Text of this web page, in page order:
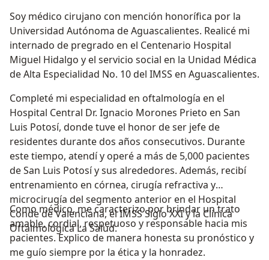
Soy médico cirujano con mención honorífica por la
Universidad Autónoma de Aguascalientes. Realicé mi
internado de pregrado en el Centenario Hospital
Miguel Hidalgo y el servicio social en la Unidad Médica
de Alta Especialidad No. 10 del IMSS en Aguascalientes.
Completé mi especialidad en oftalmología en el
Hospital Central Dr. Ignacio Morones Prieto en San
Luis Potosí, donde tuve el honor de ser jefe de
residentes durante dos años consecutivos. Durante
este tiempo, atendí y operé a más de 5,000 pacientes
de San Luis Potosí y sus alrededores. Además, recibí
entrenamiento en córnea, cirugía refractiva y
microcirugía del segmento anterior en el Hospital
Conde de Valenciana, el IMSS Siglo XXI y la Clínica
Oftalmológica La Salud.
Como médico, me caracterizo por brindar un trato
amable, cordial, respetuoso y responsable hacia mis
pacientes. Explico de manera honesta su pronóstico y
me guío siempre por la ética y la honradez.